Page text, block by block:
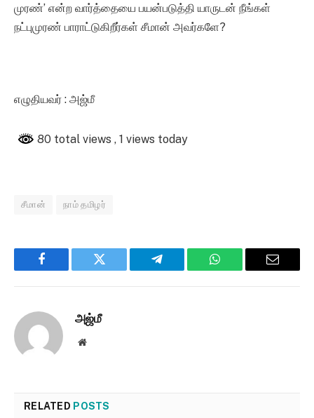
முரண்’ என்ற வார்த்தையை பயன்படுத்தி யாருடன் நீங்கள்
நட்புமுரண் பாராட்டுகிறீர்கள் சீமான் அவர்களே?
எழுதியவர் : அஜ்மீ
80 total views , 1 views today
சீமான் நாம் தமிழர்
Facebook Twitter Telegram WhatsApp Email
அஜ்மீ
Website
RELATED POSTS